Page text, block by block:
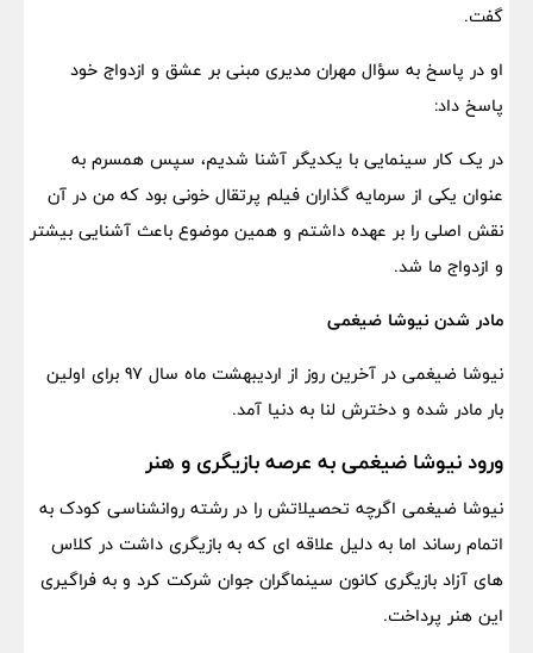
گفت.
او در پاسخ به سؤال مهران مدیری مبنی بر عشق و ازدواج خود
پاسخ داد:
در یک کار سینمایی با یکدیگر آشنا شدیم، سپس همسرم به
عنوان یکی از سرمایه گذاران فیلم پرتقال خونی بود که من در آن
نقش اصلی را بر عهده داشتم و همین موضوع باعث آشنایی بیشتر
و ازدواج ما شد.
مادر شدن نیوشا ضیغمی
نیوشا ضیغمی در آخرین روز از اردیبهشت ماه سال 97 برای اولین
بار مادر شده و دخترش لنا به دنیا آمد.
ورود نیوشا ضیغمی به عرصه بازیگری و هنر
نیوشا ضیغمی اگرچه تحصیلاتش را در رشته روانشناسی کودک به
اتمام رساند اما به دلیل علاقه ای که به بازیگری داشت در کلاس
های آزاد بازیگری کانون سینماگران جوان شرکت کرد و به فراگیری
این هنر پرداخت.